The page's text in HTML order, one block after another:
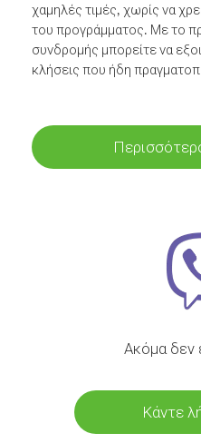
χαμηλές τιμές, χωρίς να
του προγράμματος. Με το
συνδρομής μπορείτε να
κλήσεις που ήδη
Ακόμα δεν
Κάντε